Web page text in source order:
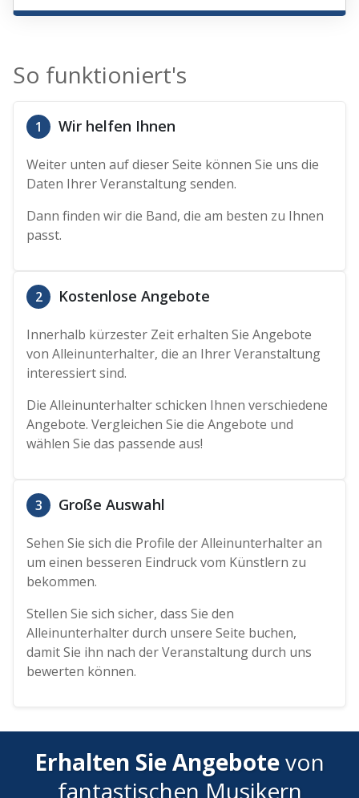
So funktioniert's
1 Wir helfen Ihnen
Weiter unten auf dieser Seite können Sie uns die
Daten Ihrer Veranstaltung senden.
Dann finden wir die Band, die am besten zu Ihnen
passt.
2 Kostenlose Angebote
Innerhalb kürzester Zeit erhalten Sie Angebote
von Alleinunterhalter, die an Ihrer Veranstaltung
interessiert sind.
Die Alleinunterhalter schicken Ihnen verschiedene
Angebote. Vergleichen Sie die Angebote und
wählen Sie das passende aus!
3 Große Auswahl
Sehen Sie sich die Profile der Alleinunterhalter an
um einen besseren Eindruck vom Künstlern zu
bekommen.
Stellen Sie sich sicher, dass Sie den
Alleinunterhalter durch unsere Seite buchen,
damit Sie ihn nach der Veranstaltung durch uns
bewerten können.
Erhalten Sie Angebotevon
fantastischen Musikern